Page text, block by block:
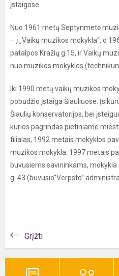
įstaigose.
Nuo 1961 metų Septynmetė
– į „Vaikų muzikos mokykla“, o
patalpos Kražių g.15, ir Vaikų
nuo muzikos mokyklos
Iki 1990 metų vaikų muzikos
pobūdžio įstaiga Šiauliuose.
Šiaulių konservatorijos, bei
kurios pagrindas pietiniame
filialas, 1992 metais mokyklos
muzikos mokykla. 1997 metais
buvusiems savininkams,
g. 43 (buvusio”Verpsto”
Grįžti